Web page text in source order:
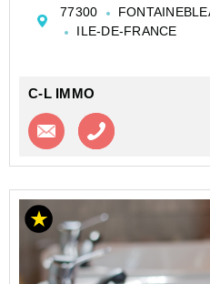
de 25m2, un 2ème étage à
77300
ILE-DE-FRANCE
C-L IMMO
Contacter l'agence